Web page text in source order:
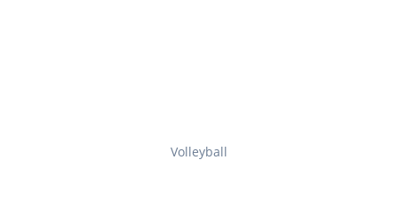
Volleyball